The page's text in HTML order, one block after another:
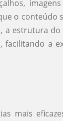
o conteúdo
a estrutura
facilitando a
mais